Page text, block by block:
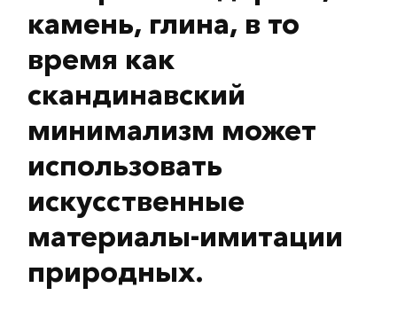
камень, глина, в то
время как
скандинавский
минимализм может
использовать
искусственные
материалы-имитации
природных.